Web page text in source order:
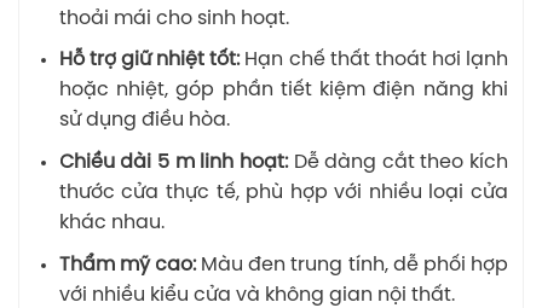
thoải mái cho sinh hoạt.
Hỗ trợ giữ nhiệt tốt: Hạn chế thất thoát hơi lạnh
hoặc nhiệt, góp phần tiết kiệm điện năng khi
sử dụng điều hòa.
Chiều dài 5 m linh hoạt:Dễ dàng cắt theo kích
thước cửa thực tế, phù hợp với nhiều loại cửa
khác nhau.
Thẩm mỹ cao:Màu đen trung tính, dễ phối hợp
với nhiều kiểu cửa và không gian nội thất.